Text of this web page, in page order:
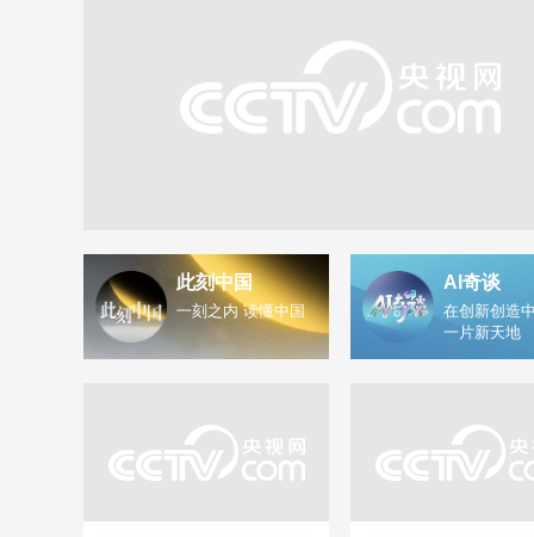
此刻中国
一刻之内 读懂中国
AI奇谈
在创新创造
一片新天地